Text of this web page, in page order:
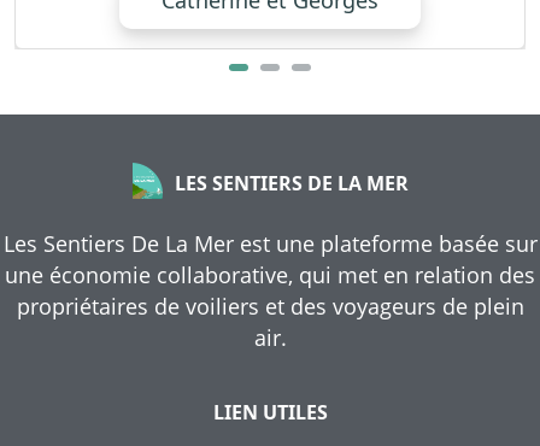
LES SENTIERS DE LA MER
Les Sentiers De La Mer est une plateforme basée sur
une économie collaborative, qui met en relation des
propriétaires de voiliers et des voyageurs de plein
air.
LIEN UTILES